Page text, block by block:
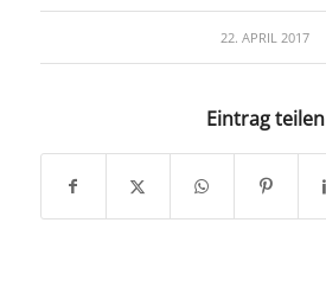
22. APRIL 2017
Eintrag teilen